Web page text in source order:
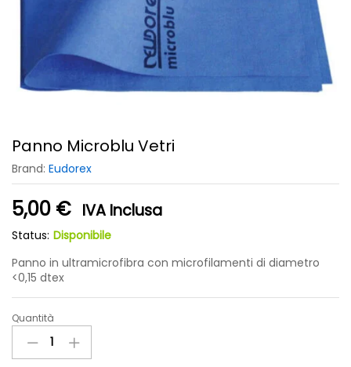
Panno Microblu Vetri
Brand: Eudorex
5,00 € IVA Inclusa
Status: Disponibile
Panno in ultramicrofibra con microfilamenti di diametro
<0,15 dtex
Panno
Microblu
Vetri
Quantità